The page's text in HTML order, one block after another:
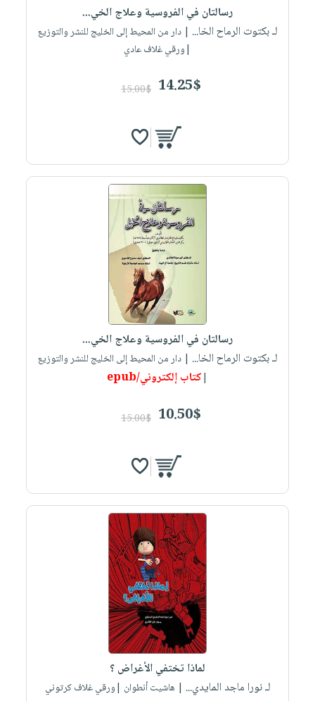
رسالتان في الفروسية وعلاج الخي...
لـ بكتوت الرماح الخا... | دار من المحيط إلى الخليج للنشر والتوزيع
|ورقي غلاف عادي
14.25$
15.00$
رسالتان في الفروسية وعلاج الخي...
لـ بكتوت الرماح الخا... | دار من المحيط إلى الخليج للنشر والتوزيع
|كتاب إلكتروني/epub
10.50$
15.00$
لماذا تختفي الأغراض ؟
لـ نورا ماجد المايدي... | هاشيت أنطوان |ورقي غلاف كرتوني